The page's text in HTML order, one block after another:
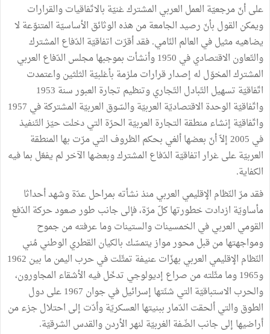
على أنّ مرجعيّة العمل العربي المشترك غنيّة بالاتّفاقيات والقرارات
ويمكن القول بأنّ رصيد الجامعة من هذه الوثائق الأساسيّة المتنوّعة لا
يضاهيه مثيل في العالم النّامي. فقد أقرّت اتفاقيّة الدّفاع المشترك
والتّعاون الاقتصادي في 1950 وأنشأت بموجبها مجلس الدّفاع العربي
المشترك المخوّل له إصدار قرارات ملزمة بأغلبيّة الثلثين واعتمدت
اتّفاقيّة تسهيل التّبادل التّجاري وتنظيم تجارة العبور سنة 1953
واتّفاقيّة الوحدة الاقتصاديّة العربيّة والسّوق العربيّة المشتركة في 1957
واتّفاقيّة إنشاء منطقة التجارة العربيّة الحرّة التي دخلت حيّز التّنفيذ
في 2005 إلاّ أنّ بعضها ألغي بحكم الظروف التي مرّت بها المنطقة
العربيّة على غرار اتفاقيّة الدّفاع المشترك وبعضها الآخر لم يفعّل بما فيه
الكفاية.
فقد مرّ النّظام الإقليمي العربي منذ نشأته بمراحل عدّة وشهد أحداثا
مأساويّة ازدادت خطورتها كلّ مرّة، فإلى جانب طور صعود حركة الدّفع
القومي العربي في الخمسينات والستينات وما عرفته من جموح
ومواجهتها من قبل محور مواز يتمسّك بالكيان القطري الوطني مُني
النّظام الإقليمي العربي بهزّات عنيفة تمثّلت في حرب اليمن ما بين 1962
و1965 وما مثّلته من صراع إديولوجي تدخّل فيه الأشقاء المجاورون،
والحرب الاستباقيّة التي شنّتها إسرائيل في جوان 1967 على دول
الطوق والتي ألحقت الدّمار ببنيتها العسكريّة وأدّت إلى احتلال جزء من
أراضيها إلى جانب الضّفة الغربيّة لنهر الأردن والقدس الشرقيّة.